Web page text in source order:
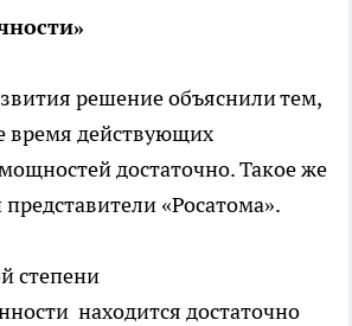
решение объяснили тем,
время действующих
достаточно. Такое же
«Росатома».
степени
находится достаточно